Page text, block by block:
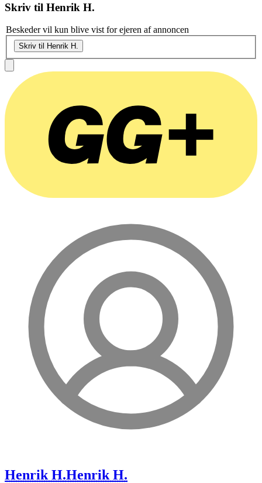
Skriv til Henrik H.
Beskeder vil kun blive vist for ejeren af annoncen
Skriv til Henrik H.
Henrik H.Henrik H.